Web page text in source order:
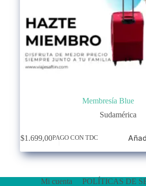
Membresía Blue
Sudamérica
$1.699,00PAGO CON TDC
Mi cuenta POLÍTICAS DE